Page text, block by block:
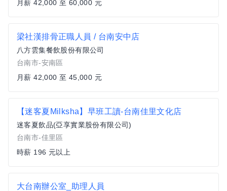
月薪 42,000 至 60,000 元
梁社漢排骨正職人員 / 台南安中店
八方雲集餐飲股份有限公司
台南市-安南區
月薪 42,000 至 45,000 元
【迷客夏Milksha】早班工讀-台南佳里文化店
迷客夏飲品(亞享實業股份有限公司)
台南市-佳里區
時薪 196 元以上
大台南辦公室_助理人員